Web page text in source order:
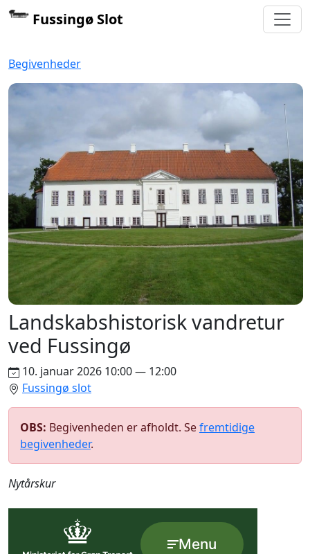
Fussingø Slot
Begivenheder
Landskabshistorisk vandretur
ved Fussingø
10. januar 2026 10:00 — 12:00
Fussingø slot
OBS: Begivenheden er afholdt. Sefremtidige
begivenheder.
Nytårskur
Menu